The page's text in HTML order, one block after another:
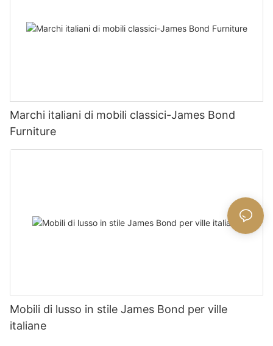
Marchi italiani di mobili classici-James Bond
Furniture
Mobili di lusso in stile James Bond per ville
italiane